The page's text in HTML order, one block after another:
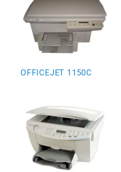
OFFICEJET 1150C